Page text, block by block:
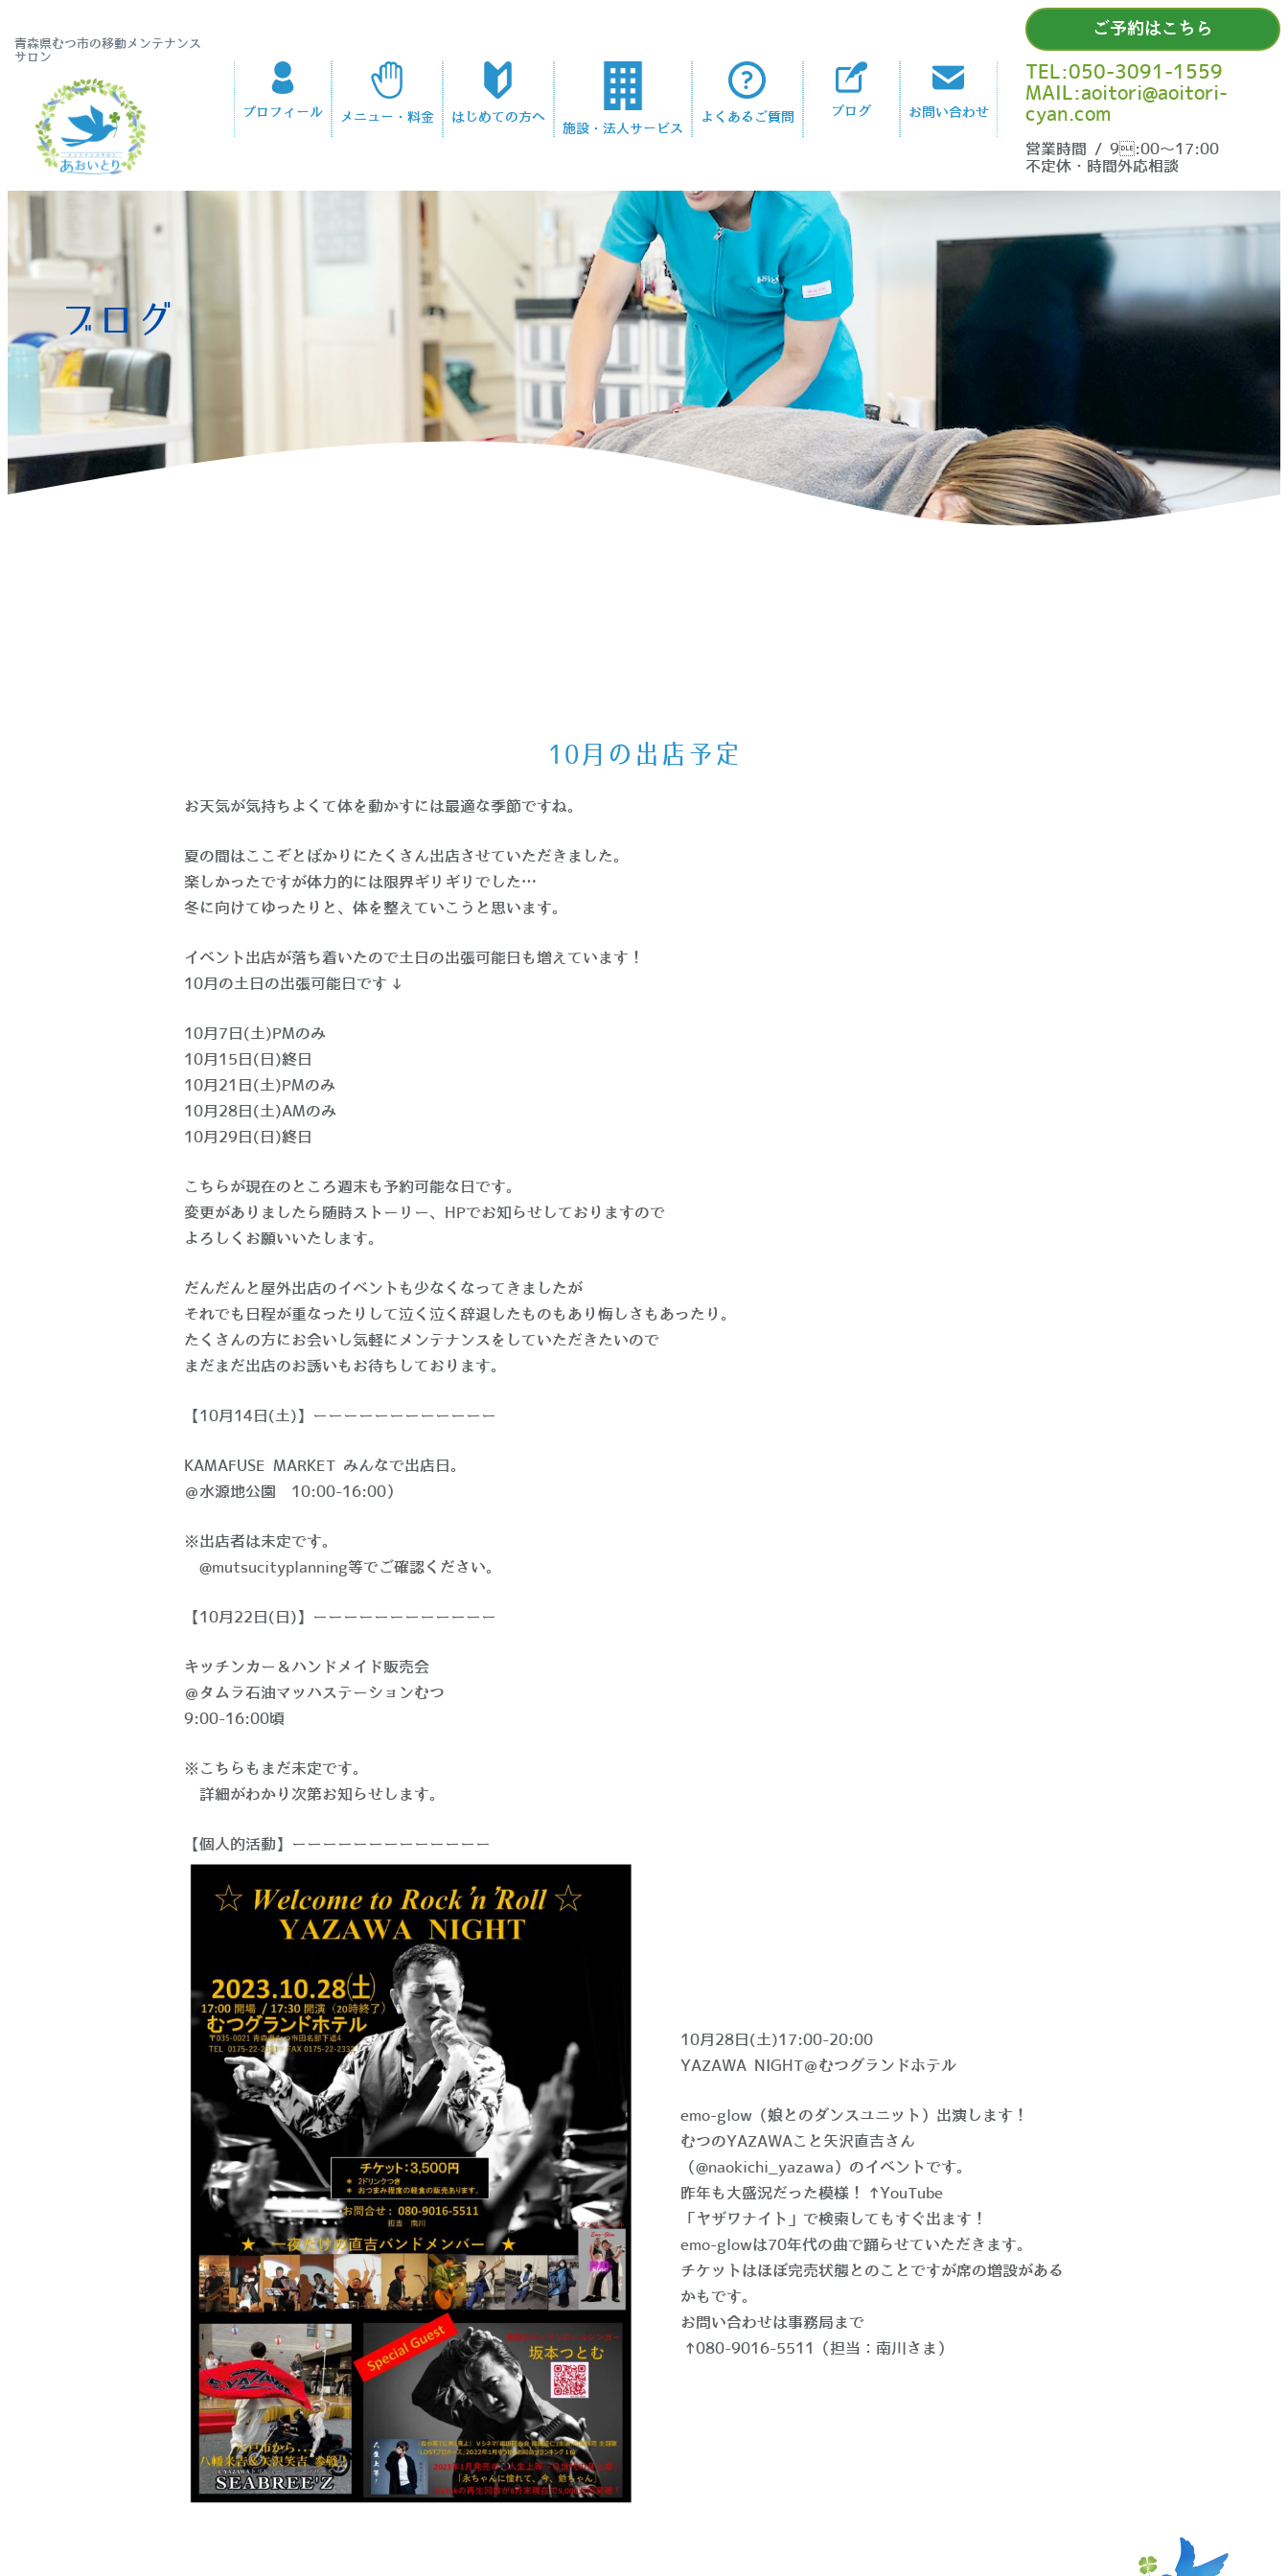
青森県むつ市の移動メンテナンス
サロン
プロフィール メニュー・料金 はじめての方へ
施設・法人サービス
よくあるご質問 ブログ お問い合わせ
ご予約はこちら
TEL:050-3091-1559
MAIL:aoitori@aoitori-
cyan.com
営業時間 / 9:00〜17:00
不定休・時間外応相談
ブログ
10月の出店予定
お天気が気持ちよくて体を動かすには最適な季節ですね。
夏の間はここぞとばかりにたくさん出店させていただきました。
楽しかったですが体力的には限界ギリギリでした…
冬に向けてゆったりと、体を整えていこうと思います。
イベント出店が落ち着いたので土日の出張可能日も増えています！
10月の土日の出張可能日です↓
10月7日(土)PMのみ
10月15日(日)終日
10月21日(土)PMのみ
10月28日(土)AMのみ
10月29日(日)終日
こちらが現在のところ週末も予約可能な日です。
変更がありましたら随時ストーリー、HPでお知らせしておりますので
よろしくお願いいたします。
だんだんと屋外出店のイベントも少なくなってきましたが
それでも日程が重なったりして泣く泣く辞退したものもあり悔しさもあったり。
たくさんの方にお会いし気軽にメンテナンスをしていただきたいので
まだまだ出店のお誘いもお待ちしております。
【10月14日(土)】ーーーーーーーーーーーー
KAMAFUSE MARKET みんなで出店日。
＠水源地公園 10:00-16:00）
※出店者は未定です。
@mutsucityplanning等でご確認ください。
【10月22日(日)】ーーーーーーーーーーーー
キッチンカー＆ハンドメイド販売会
＠タムラ石油マッハステーションむつ
9:00-16:00頃
※こちらもまだ未定です。
詳細がわかり次第お知らせします。
【個人的活動】ーーーーーーーーーーーーー
10月28日(土)17:00-20:00
YAZAWA NIGHT＠むつグランドホテル
emo-glow（娘とのダンスユニット）出演します！
むつのYAZAWAこと矢沢直吉さん
（@naokichi_yazawa）のイベントです。
昨年も大盛況だった模様！→YouTube
「ヤザワナイト」で検索してもすぐ出ます！
emo-glowは70年代の曲で踊らせていただきます。
チケットはほぼ完売状態とのことですが席の増設がある
かもです。
お問い合わせは事務局まで
→080-9016-5511（担当：南川さま）